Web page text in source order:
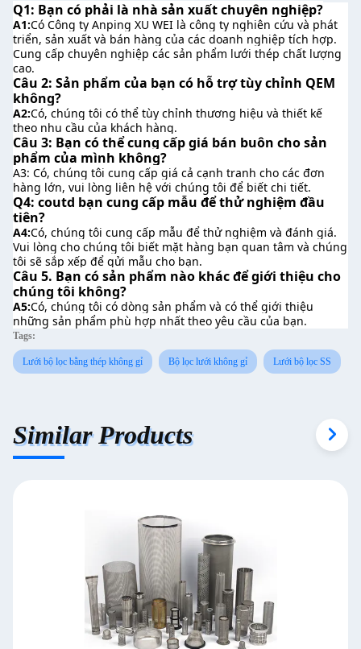
Q1: Bạn có phải là nhà sản xuất chuyên nghiệp?
A1:Có Công ty Anping XU WEI là công ty nghiên cứu và phát
triển, sản xuất và bán hàng của các doanh nghiệp tích hợp.
Cung cấp chuyên nghiệp các sản phẩm lưới thép chất lượng
cao.
Câu 2: Sản phẩm của bạn có hỗ trợ tùy chỉnh QEM
không?
A2:Có, chúng tôi có thể tùy chỉnh thương hiệu và thiết kế
theo nhu cầu của khách hàng.
Câu 3: Bạn có thể cung cấp giá bán buôn cho sản
phẩm của mình không?
A3: Có, chúng tôi cung cấp giá cả cạnh tranh cho các đơn
hàng lớn, vui lòng liên hệ với chúng tôi để biết chi tiết.
Q4: coutd bạn cung cấp mẫu để thử nghiệm đầu
tiên?
A4:Có, chúng tôi cung cấp mẫu để thử nghiệm và đánh giá.
Vui lòng cho chúng tôi biết mặt hàng bạn quan tâm và chúng
tôi sẽ sắp xếp để gửi mẫu cho bạn.
Câu 5. Bạn có sản phẩm nào khác để giới thiệu cho
chúng tôi không?
A5:Có, chúng tôi có dòng sản phẩm và có thể giới thiệu
những sản phẩm phù hợp nhất theo yêu cầu của bạn.
Tags:
Lưới bộ lọc bằng thép không gỉ Bộ lọc lưới không gỉ Lưới bộ lọc SS
Similar Products